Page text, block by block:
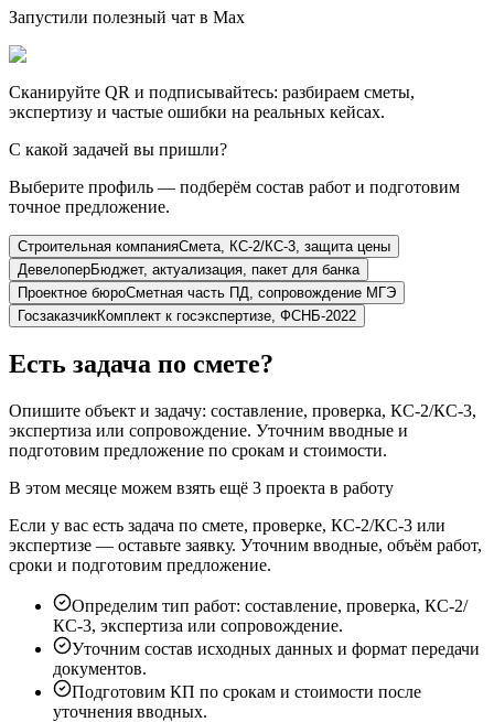
Запустили полезный чат в Max
Сканируйте QR и подписывайтесь: разбираем сметы,
экспертизу и частые ошибки на реальных кейсах.
С какой задачей вы пришли?
Выберите профиль — подберём состав работ и подготовим
точное предложение.
Строительная компанияСмета, КС-2/КС-3, защита цены
ДевелоперБюджет, актуализация, пакет для банка
Проектное бюроСметная часть ПД, сопровождение МГЭ
ГосзаказчикКомплект к госэкспертизе, ФСНБ-2022
Есть задача по смете?
Опишите объект и задачу: составление, проверка, КС-2/КС-3,
экспертиза или сопровождение. Уточним вводные и
подготовим предложение по срокам и стоимости.
В этом месяце можем взять ещё 3 проекта в работу
Если у вас есть задача по смете, проверке, КС-2/КС-3 или
экспертизе — оставьте заявку. Уточним вводные, объём работ,
сроки и подготовим предложение.
Определим тип работ: составление, проверка, КС-2/
КС-3, экспертиза или сопровождение.
Уточним состав исходных данных и формат передачи
документов.
Подготовим КП по срокам и стоимости после
уточнения вводных.